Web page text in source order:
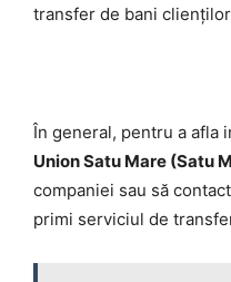
transfer de bani
În general, pentru a afla
Union Satu Mare (Satu
companiei sau să
primi serviciul de